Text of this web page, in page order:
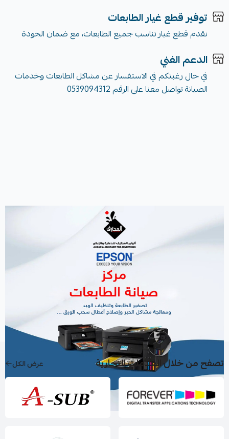
توفير قطع غيار الطابعات
نقدم قطع غيار تناسب جميع الطابعات، مع ضمان الجودة
الدعم الفني
في حال رغبتكم في الاستفسار عن مشاكل الطابعات وخدمات
الصيانة تواصل معنا على الرقم 0539094312
تصفح من خلال العلامات التجارية عرض الكل